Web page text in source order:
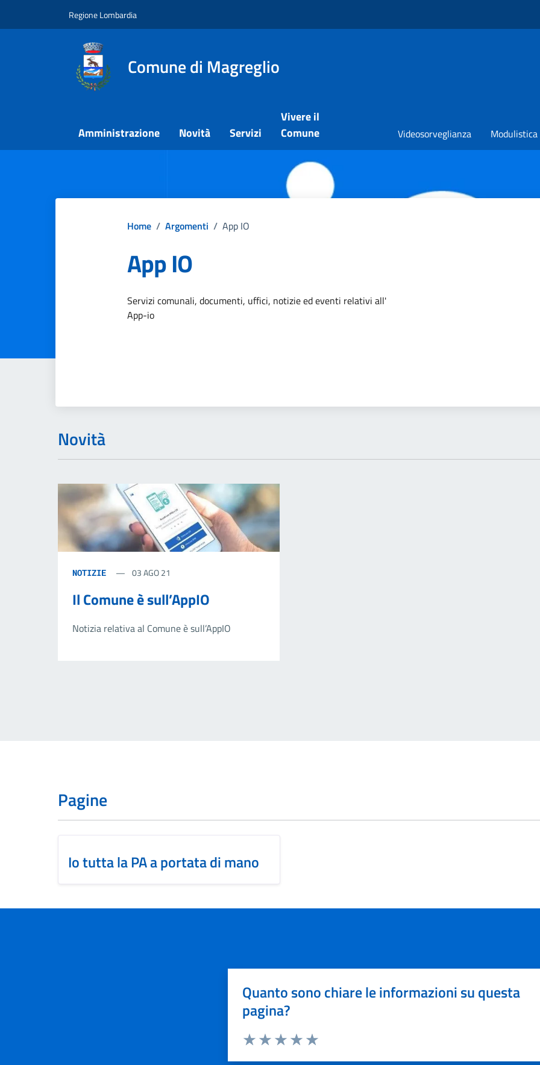
Regione Lombardia
Comune di Magreglio
Amministrazione Novità Servizi
Vivere il
Comune
Videosorveglianza Modulistica
Home / Argomenti / App IO
App IO
Dettagli dell'argomento
Servizi comunali, documenti, uffici, notizie ed eventi relativi all'
App-io
Novità
NOTIZIE 03 AGO 21
Il Comune è sull’AppIO
Notizia relativa al Comune è sull’AppIO
Pagine
Io tutta la PA a portata di mano
Quanto sono chiare le informazioni su questa
pagina?